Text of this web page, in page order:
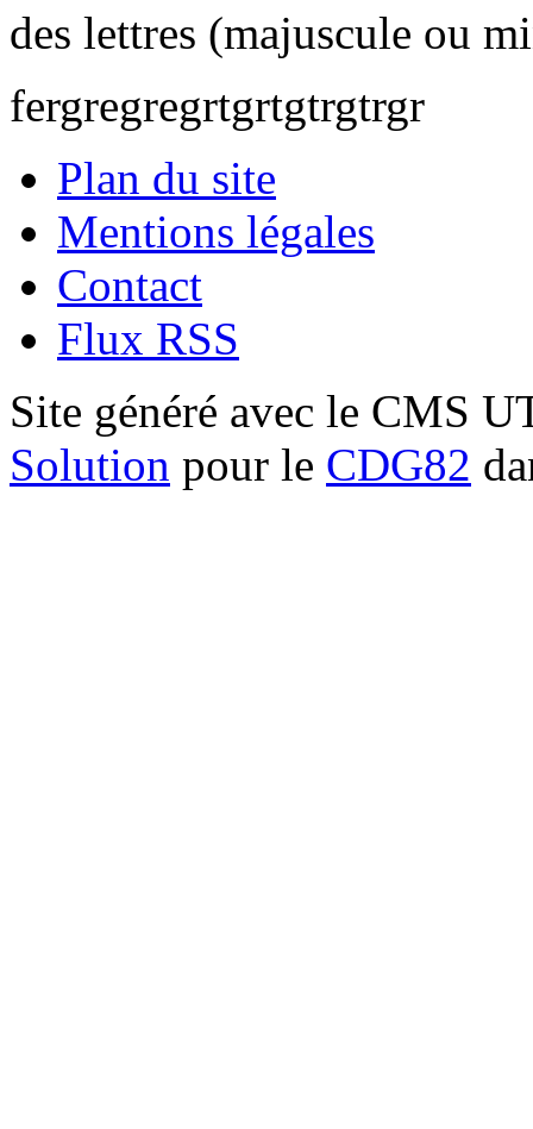
des lettres (majuscule ou
fergregregrtgrtgtrgtrgr
Plan du site
Mentions légales
Contact
Flux RSS
Site généré avec le CMS
Solution pour le CDG82